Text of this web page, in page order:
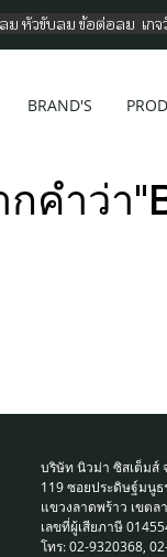
ม หัวขับลม ข้อต่อลม เก
BRAND'S
คำว่า
บริษัท นิวม่า ซิสเต็มส์
119 ซอยประดิษฐ์มนู
แขวงลาดพร้าว เขต
เลขที่ผู้เสียภาษี
โทร: 02-9320368,